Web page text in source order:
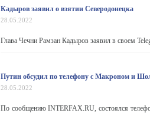
Кадыров заявил о взятии Северодонецка
28.05.2022
Глава Чечни Рамзан Кадыров заявил в своем
Путин обсудил по телефону с Макроном и
28.05.2022
По сообщению INTERFAX.RU, состоялся